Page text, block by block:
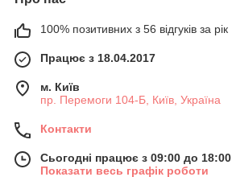
100% позитивних з 56 відгуків за рік
Працює з 18.04.2017
м. Київ
пр. Перемоги 104-Б, Київ, Україна
Контакти
Сьогодні працює з 09:00 до 18:00
Показати весь графік роботи